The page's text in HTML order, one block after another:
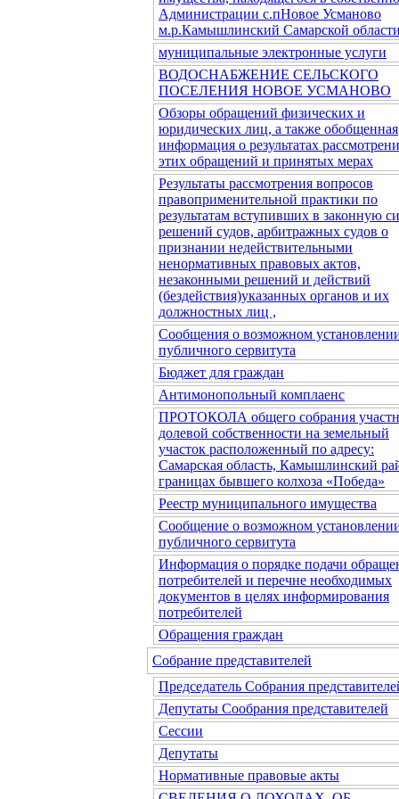
Администрации с.пНовое Усманово
м.р.Камышлинский Самарской области
муниципальные электронные услуги
ВОДОСНАБЖЕНИЕ СЕЛЬСКОГО
ПОСЕЛЕНИЯ НОВОЕ УСМАНОВО
Обзоры обращений физических и
юридических лиц, а также обобщенная
информация о результатах
этих обращений и принятых мерах
Результаты рассмотрения вопросов
правоприменительной практики по
результатам вступивших в законную
решений судов, арбитражных судов о
признании недействительными
ненормативных правовых актов,
незаконными решений и действий
(бездействия)указанных органов и их
должностных лиц ,
Сообщения о возможном
публичного сервитута
Бюджет для граждан
Антимонопольный комплаенс
ПРОТОКОЛА общего собрания
долевой собственности на земельный
участок расположенный по адресу:
Самарская область, Камышлинский
границах бывшего колхоза «Победа»
Реестр муниципального имущества
Сообщение о возможном
публичного сервитута
Информация о порядке подачи
потребителей и перечне необходимых
документов в целях информирования
потребителей
Обращения граждан
Собрание представителей
Председатель Собрания
Депутаты Сообрания представителей
Сессии
Депутаты
Нормативные правовые акты